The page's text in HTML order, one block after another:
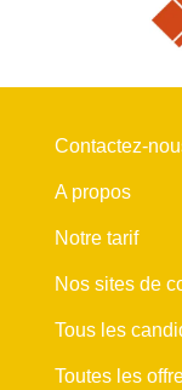
Contactez-
A propos
Notre tarif
Nos sites de
Tous les
Toutes les